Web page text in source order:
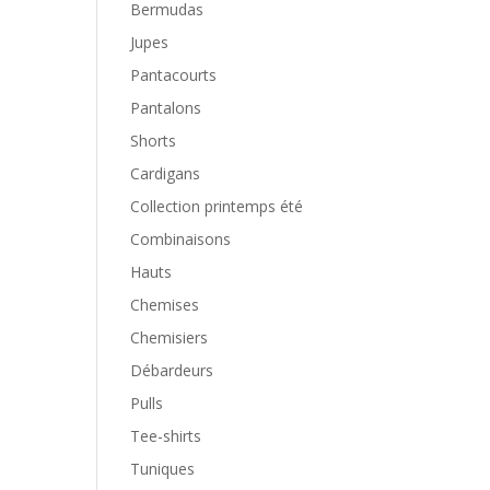
Bermudas
Jupes
Pantacourts
Pantalons
Shorts
Cardigans
Collection printemps été
Combinaisons
Hauts
Chemises
Chemisiers
Débardeurs
Pulls
Tee-shirts
Tuniques